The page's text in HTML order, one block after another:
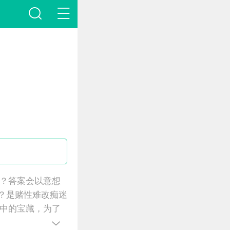
答案会以意想
是赌性难改痴迷
的宝藏，为了